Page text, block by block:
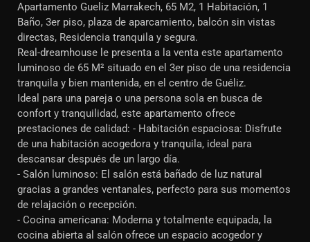
Apartamento Gueliz Marrakech, 65 M2, 1 Habitación, 1
Baño, 3er piso, plaza de aparcamiento, balcón sin vistas
directas, Residencia tranquila y segura.
Real-dreamhouse le presenta a la venta este apartamento
luminoso de 65 M² situado en el 3er piso de una residencia
tranquila y bien mantenida, en el centro de Guéliz.
Ideal para una pareja o una persona sola en busca de
confort y tranquilidad, este apartamento ofrece
prestaciones de calidad: - Habitación espaciosa: Disfrute
de una habitación acogedora y tranquila, ideal para
descansar después de un largo día.
- Salón luminoso: El salón está bañado de luz natural
gracias a grandes ventanales, perfecto para sus momentos
de relajación o recepción.
- Cocina americana: Moderna y totalmente equipada, la
cocina abierta al salón ofrece un espacio acogedor y